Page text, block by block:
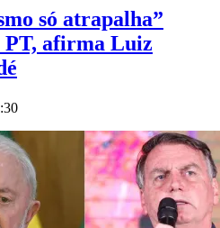
só atrapalha”
PT, afirma Luiz